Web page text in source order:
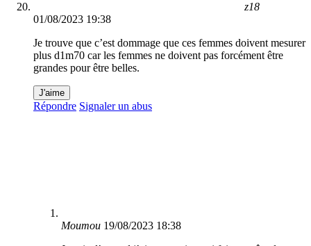
z18
01/08/2023 19:38
Je trouve que c’est dommage que ces femmes doivent mesurer
plus d1m70 car les femmes ne doivent pas forcément être
grandes pour être belles.
J'aime
Répondre Signaler un abus
Moumou 19/08/2023 18:38